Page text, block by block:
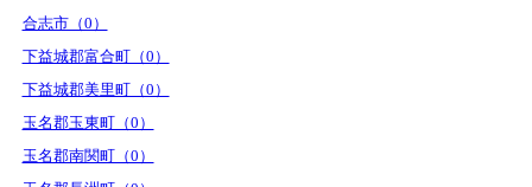
合志市（0）
下益城郡富合町（0）
下益城郡美里町（0）
玉名郡玉東町（0）
玉名郡南関町（0）